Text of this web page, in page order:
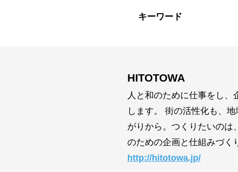
キーワード
HITOTOWA
人と和のために仕事をし
します。 街の活性化も、
がりから。つくりたいのは
のための企画と仕組みづく
http://hitotowa.jp/